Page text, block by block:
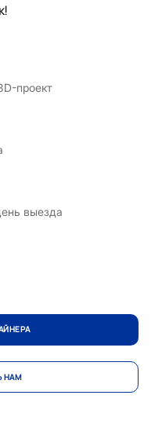
проект
выезда
НАМ